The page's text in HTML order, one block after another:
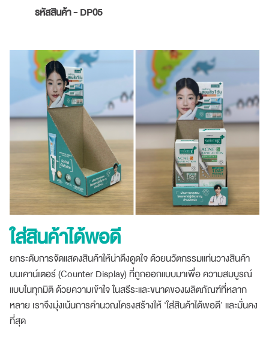
รหัสสินค้า - DP05
ใส่สินค้าได้พอดี
ยกระดับการจัดแสดงสินค้าให้น่าดึงดูดใจ ด้วยนวัตกรรมแท่นวางสินค้า
บนเคาน์เตอร์ (Counter Display) ที่ถูกออกแบบมาเพื่อ ความสมบูรณ์
แบบในทุกมิติ ด้วยความเข้าใจ ในสรีระและขนาดของผลิตภัณฑ์ที่หลาก
หลาย เราจึงมุ่งเน้นการคำนวณโครงสร้างให้ ‘ใส่สินค้าได้พอดี’ และมั่นคง
ที่สุด